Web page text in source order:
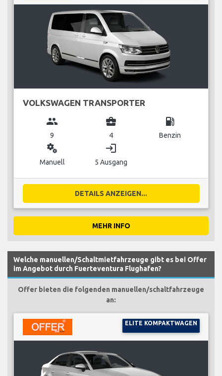
VOLKSWAGEN TRANSPORTER
group
9
business_center
4
local_gas_station
Benzin
miscellaneous_services
Manuell
login
5 Ausgang
DETAILS ANZEIGEN...
MEHR INFO
Welche manuellen/Schaltmietfahrzeuge gibt es bei Offer
im Angebot durch Fuerteventura Flughafen?
Offer bieten die folgenden manuellen/schaltfahrzeuge
an:
ELITE KOMPAKTWAGEN